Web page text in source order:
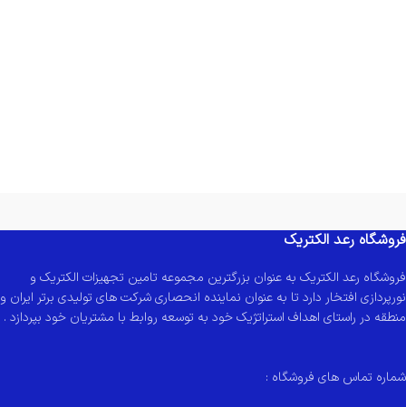
فروشگاه رعد الکتریک
فروشگاه رعد الکتریک به عنوان بزرگترین مجموعه تامین تجهیزات الکتریک و
نورپردازی افتخار دارد تا به عنوان نماینده انحصاری شرکت های تولیدی برتر ایران و
منطقه در راستای اهداف استراتژیک خود به توسعه روابط با مشتریان خود بپردازد .
شماره تماس های فروشگاه :